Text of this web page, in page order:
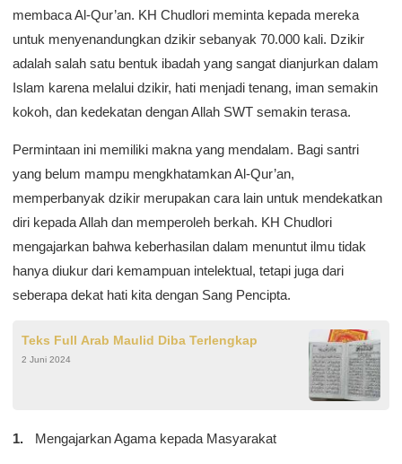
membaca Al-Qur’an. KH Chudlori meminta kepada mereka
untuk menyenandungkan dzikir sebanyak 70.000 kali. Dzikir
adalah salah satu bentuk ibadah yang sangat dianjurkan dalam
Islam karena melalui dzikir, hati menjadi tenang, iman semakin
kokoh, dan kedekatan dengan Allah SWT semakin terasa.
Permintaan ini memiliki makna yang mendalam. Bagi santri
yang belum mampu mengkhatamkan Al-Qur’an,
memperbanyak dzikir merupakan cara lain untuk mendekatkan
diri kepada Allah dan memperoleh berkah. KH Chudlori
mengajarkan bahwa keberhasilan dalam menuntut ilmu tidak
hanya diukur dari kemampuan intelektual, tetapi juga dari
seberapa dekat hati kita dengan Sang Pencipta.
Teks Full Arab Maulid Diba Terlengkap
2 Juni 2024
Mengajarkan Agama kepada Masyarakat